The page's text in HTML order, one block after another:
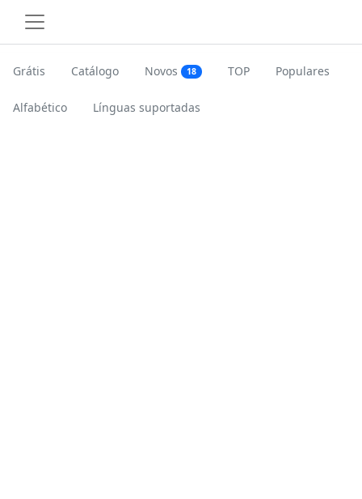
Grátis Catálogo Novos 18 TOP Populares
Alfabético Línguas suportadas